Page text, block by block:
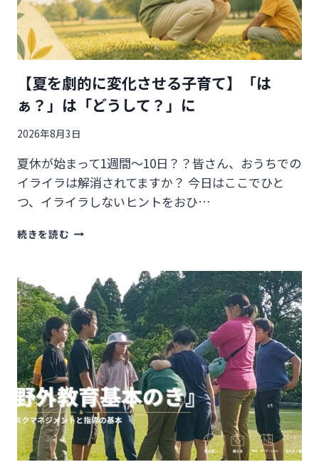
主
体
性」
と
う
名
の
も
と
に
【夏を劇的に変化させる子育て】「は
ぁ？」は「どうして？」に
2026年8月3日
夏休が始まって1週間～10日？？皆さん、おうちでの
イライラは解消されてますか？ 今日はここでひと
つ、イライラしないヒントをおひ…
続きを読む 【夏
変
化
さ
せ
る
子
育
て】
「は
ぁ？」
は